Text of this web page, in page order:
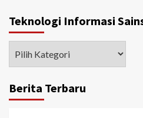
Teknologi Informasi
Berita Terbaru